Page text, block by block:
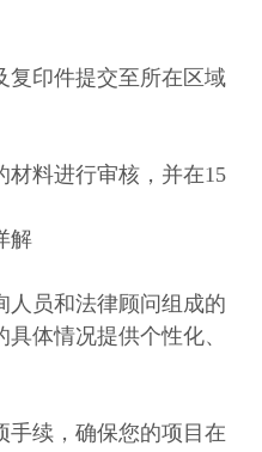
复印件提交至所在区域
材料进行审核，并在15
解
人员和法律顾问组成的
体情况提供个性化、
手续，确保您的项目在